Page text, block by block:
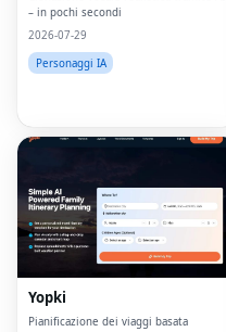
– in pochi secondi
2026-07-29
Personaggi IA
Yopki
Pianificazione dei viaggi basata